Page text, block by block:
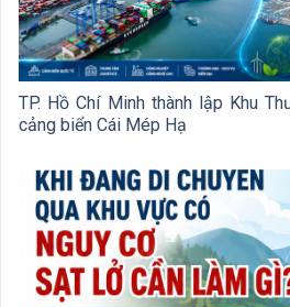
TP. Hồ Chí Minh thành lập Khu
cảng biển Cái Mép Hạ